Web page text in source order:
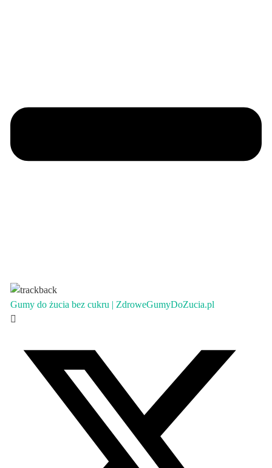
Gumy do żucia bez cukru | ZdroweGumyDoZucia.pl